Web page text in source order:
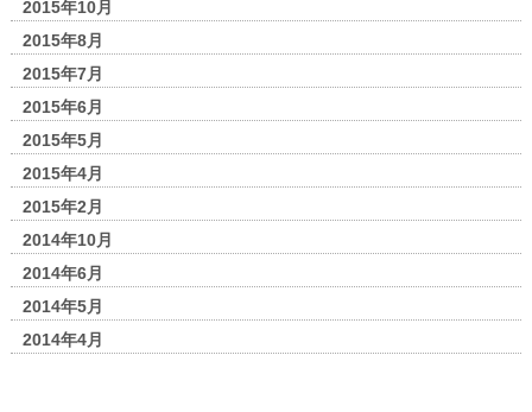
2015年10月
2015年8月
2015年7月
2015年6月
2015年5月
2015年4月
2015年2月
2014年10月
2014年6月
2014年5月
2014年4月